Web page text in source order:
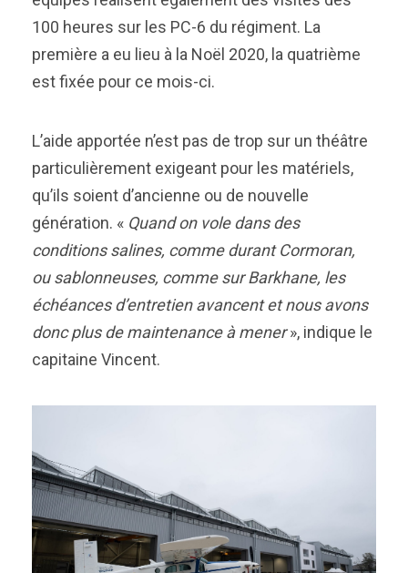
100 heures sur les PC-6 du régiment. La
première a eu lieu à la Noël 2020, la quatrième
est fixée pour ce mois-ci.
L’aide apportée n’est pas de trop sur un théâtre
particulièrement exigeant pour les matériels,
qu’ils soient d’ancienne ou de nouvelle
génération. « Quand on vole dans des
conditions salines, comme durant Cormoran,
ou sablonneuses, comme sur Barkhane, les
échéances d’entretien avancent et nous avons
donc plus de maintenance à mener», indique le
capitaine Vincent.